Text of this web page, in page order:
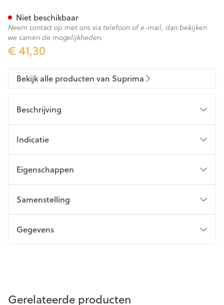
€ 41,30
Niet beschikbaar
Neem contact op met ons via telefoon of e-mail, dan bekijken
we samen de mogelijkheden.
Bekijk alle producten van Suprima
Beschrijving
Indicatie
Eigenschappen
Samenstelling
Gegevens
Gerelateerde producten